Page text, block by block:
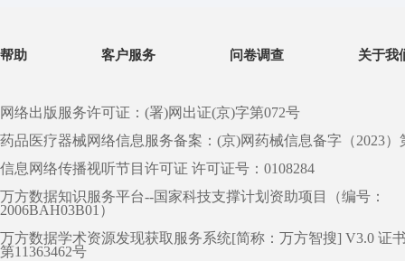
帮助 客户服务 问卷调查 关于我
网络出版服务许可证：(署)网出证(京)字第072号
药品医疗器械网络信息服务备案：(京)网药械信息备字（2023）
信息网络传播视听节目许可证 许可证号：0108284
万方数据知识服务平台--国家科技支撑计划资助项目（编号：
2006BAH03B01）
万方数据学术资源发现获取服务系统[简称：万方智搜] V3.0 证
第11363462号